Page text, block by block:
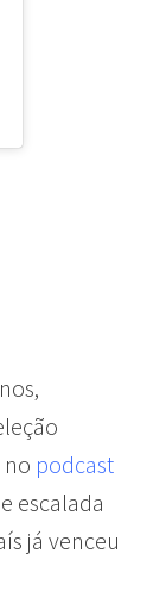
no podcast
escalada
já venceu